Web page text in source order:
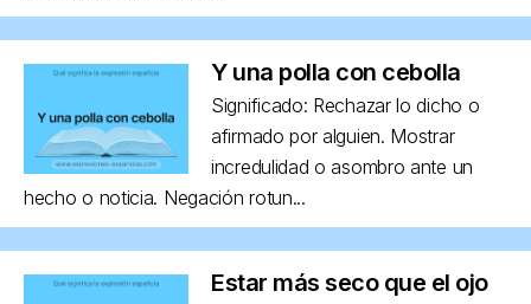
Y una polla con cebolla
Significado: Rechazar lo dicho o
afirmado por alguien. Mostrar
incredulidad o asombro ante un
hecho o noticia. Negación rotun...
Estar más seco que el ojo